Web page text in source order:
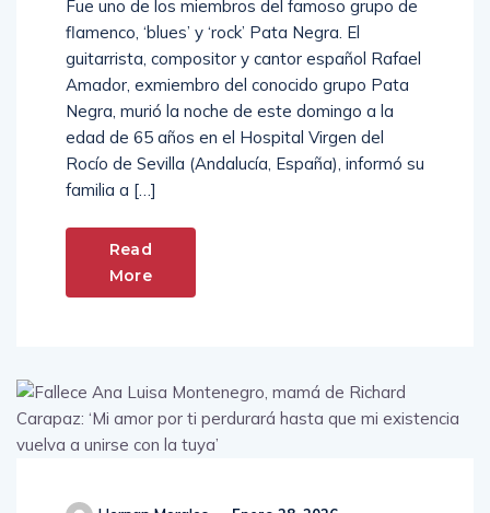
Fue uno de los miembros del famoso grupo de
flamenco, ‘blues’ y ‘rock’ Pata Negra. El
guitarrista, compositor y cantor español Rafael
Amador, exmiembro del conocido grupo Pata
Negra, murió la noche de este domingo a la
edad de 65 años en el Hospital Virgen del
Rocío de Sevilla (Andalucía, España), informó su
Read
More